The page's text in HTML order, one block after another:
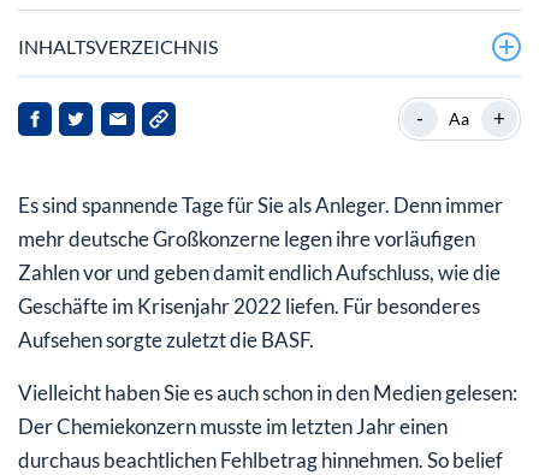
INHALTSVERZEICHNIS
Das BASF-Sorgenkind Wintershall DEA
BASF meldet milliardenschwere Abschreibungen
Operativ gar nicht mal so schlecht
Mein Fazit für Sie
- Aa +
Es sind spannende Tage für Sie als Anleger. Denn immer
mehr deutsche Großkonzerne legen ihre vorläufigen
Zahlen vor und geben damit endlich Aufschluss, wie die
Geschäfte im Krisenjahr 2022 liefen. Für besonderes
Aufsehen sorgte zuletzt die BASF.
Vielleicht haben Sie es auch schon in den Medien gelesen:
Der Chemiekonzern musste im letzten Jahr einen
durchaus beachtlichen Fehlbetrag hinnehmen. So belief